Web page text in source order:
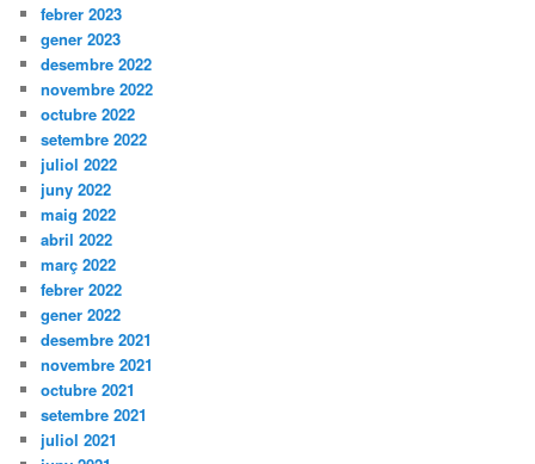
febrer 2023
gener 2023
desembre 2022
novembre 2022
octubre 2022
setembre 2022
juliol 2022
juny 2022
maig 2022
abril 2022
març 2022
febrer 2022
gener 2022
desembre 2021
novembre 2021
octubre 2021
setembre 2021
juliol 2021